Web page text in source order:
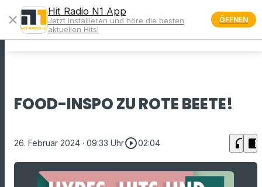
menu
FOOD-INSPO ZU ROTE BEETE!
26. Februar 2024 · 09:33 Uhrplay_circle_outline02:04 headphones chrome_reader_mode
close
Hit Radio N1 App
Jetzt installieren und höre die besten
aktuellen Hits!
ÖFFNEN